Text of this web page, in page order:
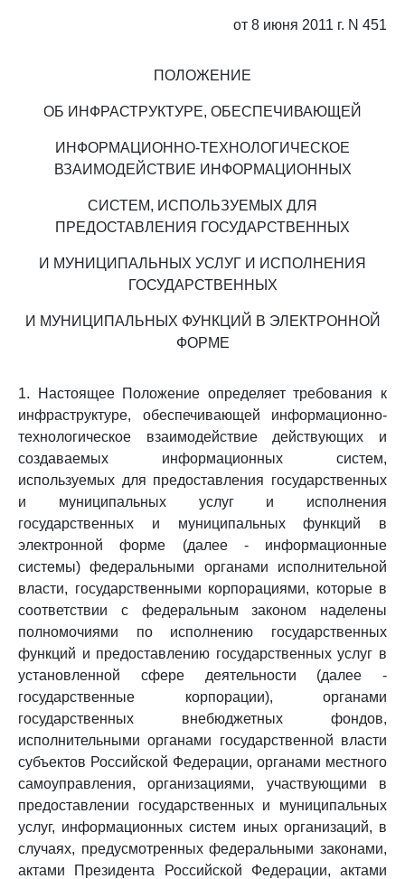
от 8 июня 2011 г. N 451
ПОЛОЖЕНИЕ
ОБ ИНФРАСТРУКТУРЕ, ОБЕСПЕЧИВАЮЩЕЙ
ИНФОРМАЦИОННО-ТЕХНОЛОГИЧЕСКОЕ
ВЗАИМОДЕЙСТВИЕ ИНФОРМАЦИОННЫХ
СИСТЕМ, ИСПОЛЬЗУЕМЫХ ДЛЯ
ПРЕДОСТАВЛЕНИЯ ГОСУДАРСТВЕННЫХ
И МУНИЦИПАЛЬНЫХ УСЛУГ И ИСПОЛНЕНИЯ
ГОСУДАРСТВЕННЫХ
И МУНИЦИПАЛЬНЫХ ФУНКЦИЙ В ЭЛЕКТРОННОЙ
ФОРМЕ
1. Настоящее Положение определяет требования к
инфраструктуре, обеспечивающей информационно-
технологическое взаимодействие действующих и
создаваемых информационных систем,
используемых для предоставления государственных
и муниципальных услуг и исполнения
государственных и муниципальных функций в
электронной форме (далее - информационные
системы) федеральными органами исполнительной
власти, государственными корпорациями, которые в
соответствии с федеральным законом наделены
полномочиями по исполнению государственных
функций и предоставлению государственных услуг в
установленной сфере деятельности (далее -
государственные корпорации), органами
государственных внебюджетных фондов,
исполнительными органами государственной власти
субъектов Российской Федерации, органами местного
самоуправления, организациями, участвующими в
предоставлении государственных и муниципальных
услуг, информационных систем иных организаций, в
случаях, предусмотренных федеральными законами,
актами Президента Российской Федерации, актами